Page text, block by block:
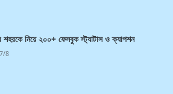
শহরকে নিয়ে ২০০+ ফেসবুক স্ট্যাটাস ও ক্যাপশন
8